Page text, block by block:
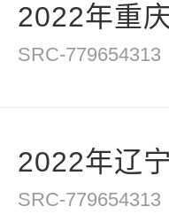
2022年重
SRC-779654313
2022年辽
SRC-779654313